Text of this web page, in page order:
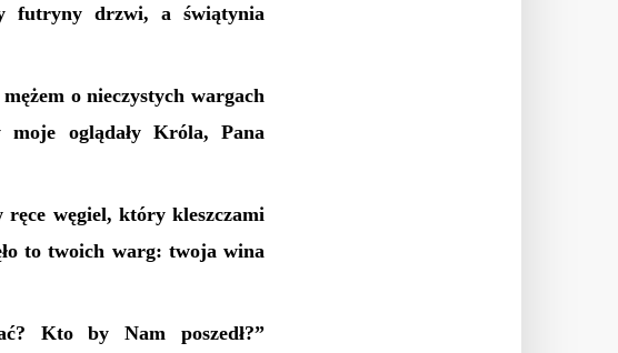
futryny drzwi, a świątynia
o nieczystych wargach
oglądały Króla, Pana
ręce węgiel, który kleszczami
to twoich warg: twoja wina
Kto by Nam poszedł?”